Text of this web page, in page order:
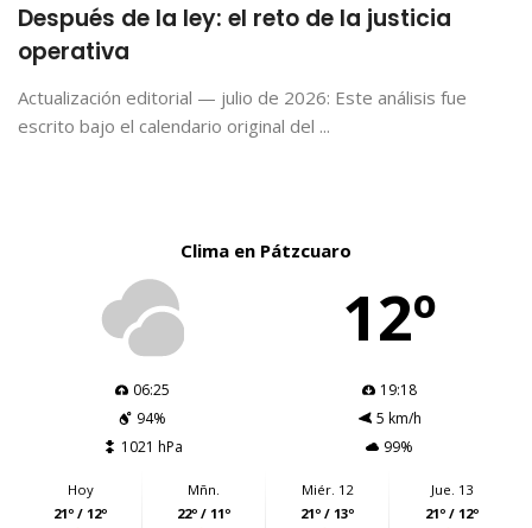
Después de la ley: el reto de la justicia
operativa
Actualización editorial — julio de 2026: Este análisis fue
escrito bajo el calendario original del ...
Clima en Pátzcuaro
12º
06:25
19:18
94%
5 km/h
1021 hPa
99%
Hoy
21º / 12º
Mñn.
22º / 11º
Miér. 12
21º / 13º
Jue. 13
21º / 12º